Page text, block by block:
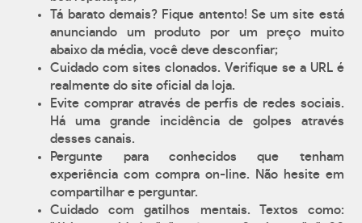
Tá barato demais? Fique antento! Se um site está
anunciando um produto por um preço muito
abaixo da média, você deve desconfiar;
Cuidado com sites clonados. Verifique se a URL é
realmente do site oficial da loja.
Evite comprar através de perfis de redes sociais.
Há uma grande incidência de golpes através
desses canais.
Pergunte para conhecidos que tenham
experiência com compra on-line. Não hesite em
compartilhar e perguntar.
Cuidado com gatilhos mentais. Textos como: